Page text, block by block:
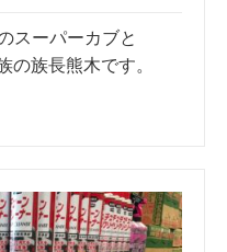
スーパーカブと
の族長熊木です。